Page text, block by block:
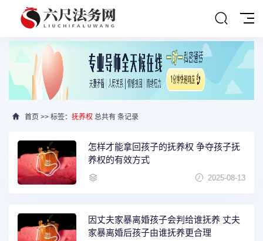
首页 >> 标签： 抚养权 总共有 条记录
怎样才能拿回孩子的抚养权 争夺孩子抚
养权的有效方式
2025-08-13
因丈夫家暴离婚孩子会判给谁抚养 丈夫
家暴离婚后孩子由谁抚养更合理